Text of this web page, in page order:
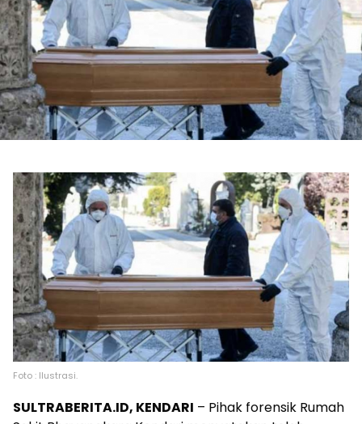
Foto : Ilustrasi.
SULTRABERITA.ID, KENDARI – Pihak forensik Rumah